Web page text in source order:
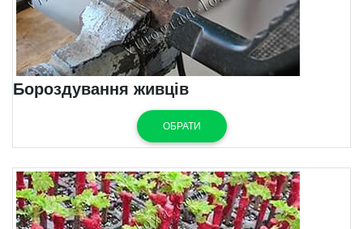
Бороздування живців
ОБРАТИ